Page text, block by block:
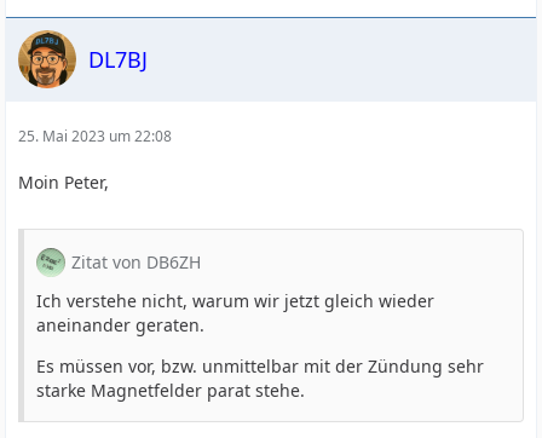
DL7BJ
25. Mai 2023 um 22:08
Moin Peter,
Zitat von DB6ZH
Ich verstehe nicht, warum wir jetzt gleich wieder
aneinander geraten.
Es müssen vor, bzw. unmittelbar mit der Zündung sehr
starke Magnetfelder parat stehe.